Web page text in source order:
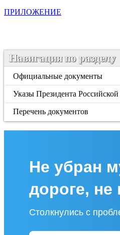
ПРИЛОЖЕНИЕ
Навигация по разделу
Официальные документы
Указы Президента
Перечень документов
Не убран
дороге, не
Столкнулись с